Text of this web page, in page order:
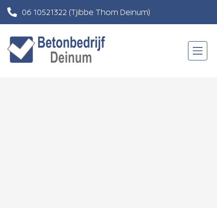
06 10521322 (Tjibbe Thom Deinum)
06 83201121 (Roland Andringa)